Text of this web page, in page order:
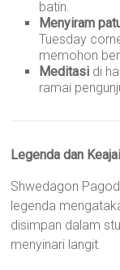
batin.
Menyiram
Tuesday
memohon
Meditasi di
ramai
Legenda dan
Shwedagon
legenda
disimpan dalam
menyinari langit.